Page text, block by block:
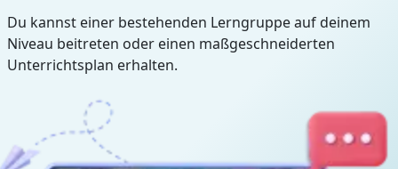
Du kannst einer bestehenden Lerngruppe auf deinem
Niveau beitreten oder einen maßgeschneiderten
Unterrichtsplan erhalten.